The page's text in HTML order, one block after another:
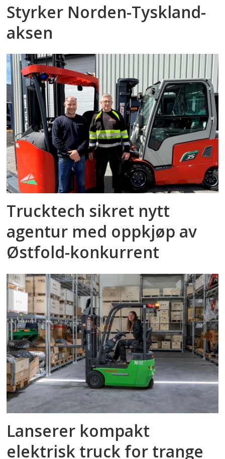
Styrker Norden-Tyskland-
aksen
Trucktech sikret nytt
agentur med oppkjøp av
Østfold-konkurrent
Lanserer kompakt
elektrisk truck for trange